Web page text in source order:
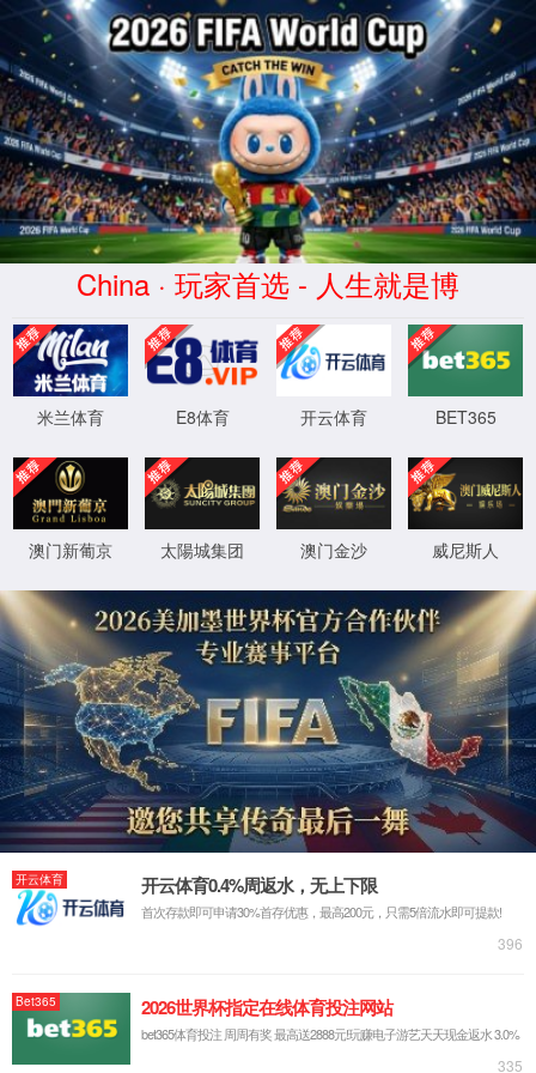
WTS-WAF拦截详情
出现该页面的原因:
1.你的请求是黑客攻击
2.你的请求合法但触发了安全规则,请提交问题反馈
XML 地图